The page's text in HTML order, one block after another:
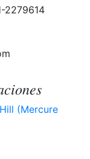
2279614
(Mercure